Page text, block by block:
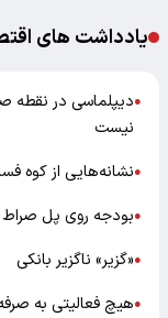
یادداشت های
●دیپلماسی در نقطه
نیست
●نشانه‌هایی از کوه
●بودجه روی پل صراط
●«گزیر» ناگزیر بانکی
●هیچ فعالیتی به